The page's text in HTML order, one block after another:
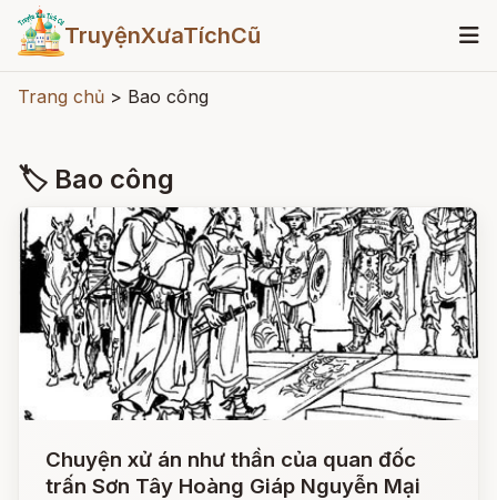
TruyệnXưaTíchCũ
Trang chủ > Bao công
🏷 Bao công
Chuyện xử án như thần của quan đốc
trấn Sơn Tây Hoàng Giáp Nguyễn Mại